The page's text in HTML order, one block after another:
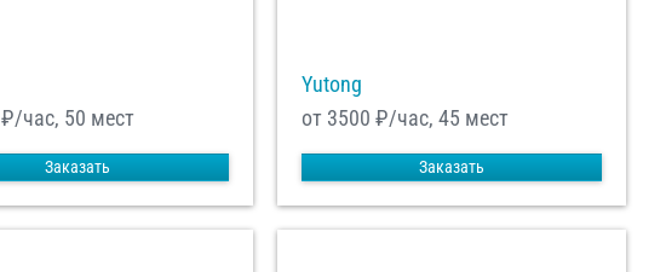
₽/час, 50 мест
Заказать
Yutong
от 3500 ₽/час, 45 мест
Заказать